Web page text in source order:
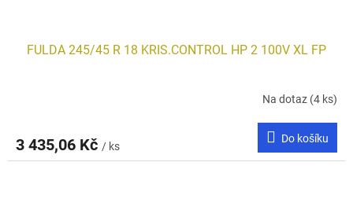
FULDA 245/45 R 18 KRIS.CONTROL HP 2 100V XL FP
Na dotaz (4 ks)
3 435,06 Kč / ks
Do košíku